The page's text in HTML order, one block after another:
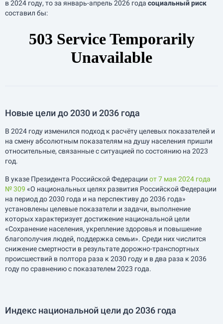
в 2024 году, то за январь-апрель 2026 года социальный риск
составил бы:
Новые цели до 2030 и 2036 года
В 2024 году изменился подход к расчёту целевых показателей и
на смену абсолютным показателям на душу населения пришли
относительные, связанные с ситуацией по состоянию на 2023
год.
В указе Президента Российской Федерации от 7 мая 2024 года
№ 309 «О национальных целях развития Российской Федерации
на период до 2030 года и на перспективу до 2036 года»
установлены целевые показатели и задачи, выполнение
которых характеризует достижение национальной цели
«Сохранение населения, укрепление здоровья и повышение
благополучия людей, поддержка семьи». Среди них числится
снижение смертности в результате дорожно-транспортных
происшествий в полтора раза к 2030 году и в два раза к 2036
году по сравнению с показателем 2023 года.
Индекс национальной цели до 2036 года